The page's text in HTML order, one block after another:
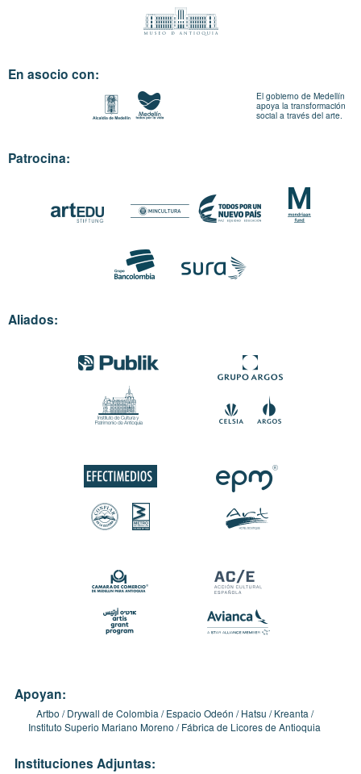
En asocio con:
El gobierno de Medellín
apoya la transformación
social a través del arte.
Patrocina:
Aliados:
Apoyan:
Artbo Drywall de Colombia Espacio Odeón Hatsu
Kreanta
Instituto Superio Mariano Moreno
Fábrica de Licores de Antioquia
Instituciones Adjuntas: